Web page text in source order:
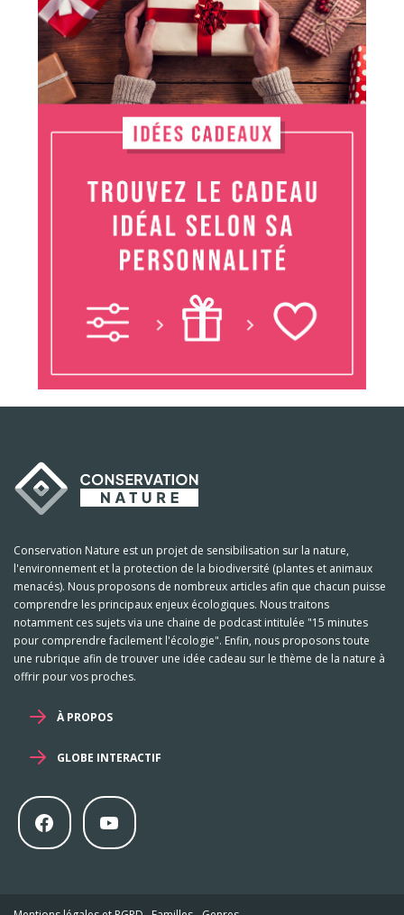
Conservation Nature est un projet de sensibilisation sur la nature,
l'environnement et la protection de la biodiversité (plantes et animaux
menacés). Nous proposons de nombreux articles afin que chacun puisse
comprendre les principaux enjeux écologiques. Nous traitons
notamment ces sujets via une chaine de podcast intitulée "15 minutes
pour comprendre facilement l'écologie". Enfin, nous proposons toute
une rubrique afin de trouver une idée cadeau sur le thème de la nature à
offrir pour vos proches.
À PROPOS
GLOBE INTERACTIF